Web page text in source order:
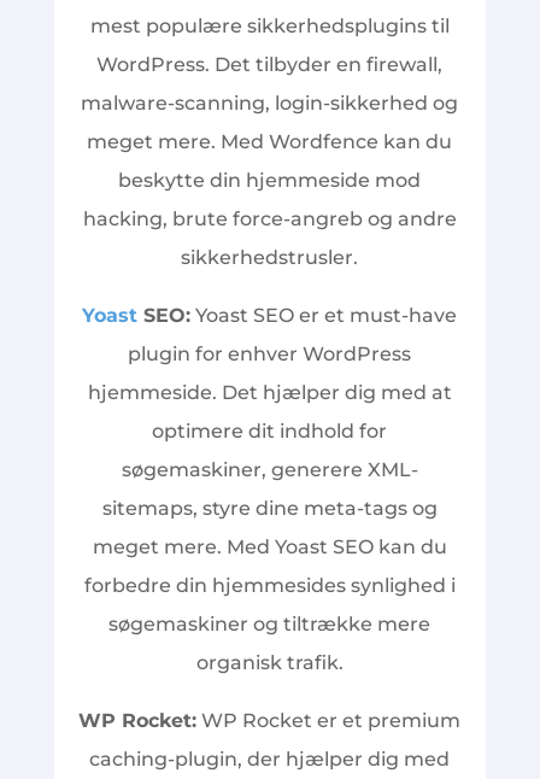
mest populære sikkerhedsplugins til
WordPress. Det tilbyder en firewall,
malware-scanning, login-sikkerhed og
meget mere. Med Wordfence kan du
beskytte din hjemmeside mod
hacking, brute force-angreb og andre
sikkerhedstrusler.
Yoast SEO: Yoast SEO er et must-have
plugin for enhver WordPress
hjemmeside. Det hjælper dig med at
optimere dit indhold for
søgemaskiner, generere XML-
sitemaps, styre dine meta-tags og
meget mere. Med Yoast SEO kan du
forbedre din hjemmesides synlighed i
søgemaskiner og tiltrække mere
organisk trafik.
WP Rocket: WP Rocket er et premium
caching-plugin, der hjælper dig med